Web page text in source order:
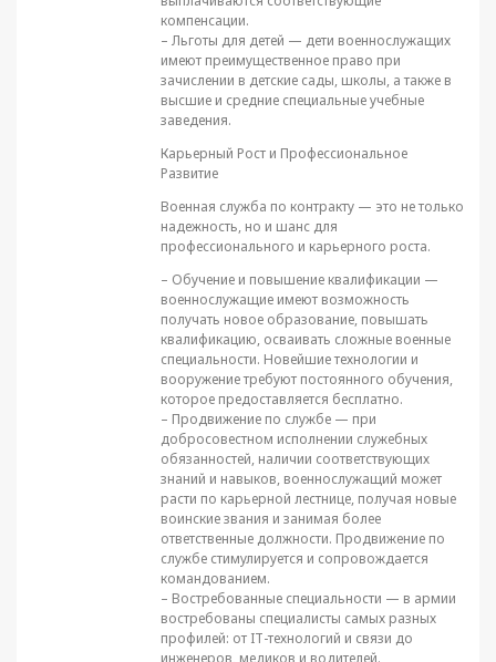
компенсации.
– Льготы для детей — дети военнослужащих
имеют преимущественное право при
зачислении в детские сады, школы, а также в
высшие и средние специальные учебные
заведения.
Карьерный Рост и Профессиональное
Развитие
Военная служба по контракту — это не только
надежность, но и шанс для
профессионального и карьерного роста.
– Обучение и повышение квалификации —
военнослужащие имеют возможность
получать новое образование, повышать
квалификацию, осваивать сложные военные
специальности. Новейшие технологии и
вооружение требуют постоянного обучения,
которое предоставляется бесплатно.
– Продвижение по службе — при
добросовестном исполнении служебных
обязанностей, наличии соответствующих
знаний и навыков, военнослужащий может
расти по карьерной лестнице, получая новые
воинские звания и занимая более
ответственные должности. Продвижение по
службе стимулируется и сопровождается
командованием.
– Востребованные специальности — в армии
востребованы специалисты самых разных
профилей: от IT-технологий и связи до
инженеров, медиков и водителей.